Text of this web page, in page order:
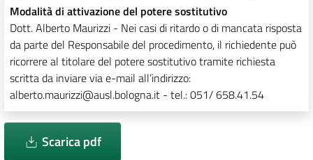
Modalità di attivazione del potere sostitutivo
Dott. Alberto Maurizzi - Nei casi di ritardo o di mancata risposta
da parte del Responsabile del procedimento, il richiedente può
ricorrere al titolare del potere sostitutivo tramite richiesta
scritta da inviare via e-mail all’indirizzo:
alberto.maurizzi@ausl.bologna.it - tel.: 051/ 658.41.54
Scarica pdf